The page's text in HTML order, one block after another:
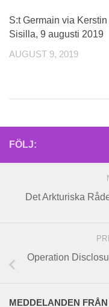
S:t Germain via Kerstin
Sisilla, 9 augusti 2019
AUGUST 9, 2019
FÖLJ:
Det Arkturiska
Operation
MEDDELANDEN